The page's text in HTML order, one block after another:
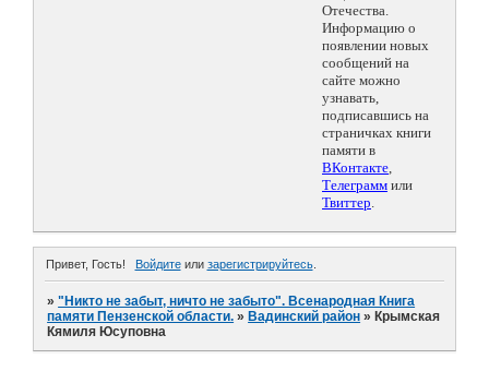
Отечества.
Информацию о
появлении новых
сообщений на
сайте можно
узнавать,
подписавшись на
страничках книги
памяти в
ВКонтакте,
Телеграмм или
Твиттер.
Привет, Гость! Войдитеили зарегистрируйтесь.
»"Никто не забыт, ничто не забыто". Всенародная Книга
памяти Пензенской области. » Вадинский район » Крымская
Кямиля Юсуповна